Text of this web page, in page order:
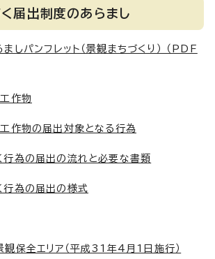
届出制度のあらまし
しパンフレット（景観まちづくり） （PDF
作物
工作物の届出対象となる行為
行為の届出の流れと必要な書類
行為の届出の様式
保全エリア（平成31年4月1日施行）